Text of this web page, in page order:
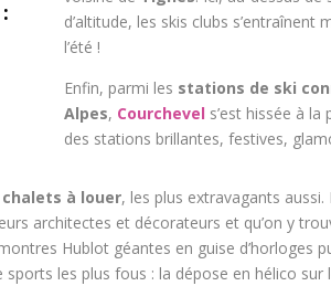
d’altitude, les skis clubs s’entraînent
l’été !
Enfin, parmi les stations de ski
Alpes, Courchevel s’est hissée à la
des stations brillantes, festives,
à louer, les plus extravagants
architectes et décorateurs et qu’on y
Hublot géantes en guise d’horloges
les plus fous : la dépose en hélico sur